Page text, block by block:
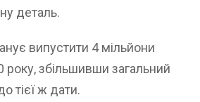
деталь.
випустити 4 мільйони
збільшивши загальний
тієї ж дати.